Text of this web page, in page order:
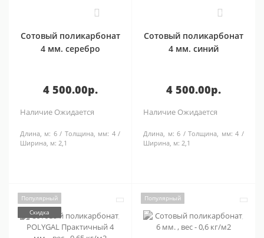
Сотовый поликарбонат
4 мм. серебро
4 500.00р.
Наличие Ожидается
Длина, м: 6 Толщина, мм: 4
Ширина, м: 2,1
Сотовый поликарбонат
4 мм. синий
4 500.00р.
Наличие Ожидается
Длина, м: 6 Толщина, мм: 4
Ширина, м: 2,1
Популярный
Скидка
Популярный